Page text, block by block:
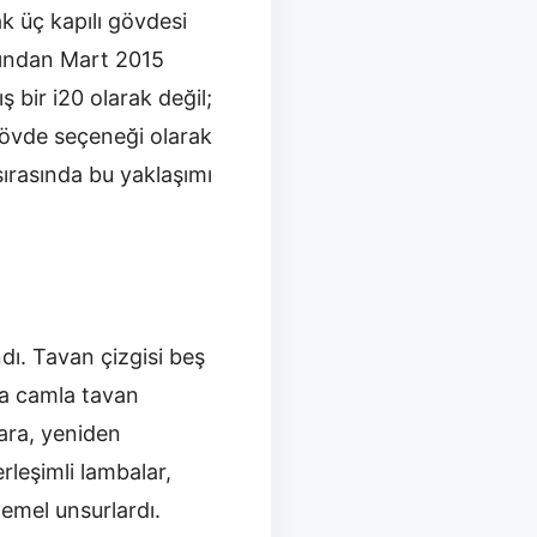
üç kapılı gövdesi
Mart 2015
bir i20 olarak değil;
seçeneği olarak
bu yaklaşımı
Tavan çizgisi beş
camla tavan
yeniden
lambalar,
unsurlardı.